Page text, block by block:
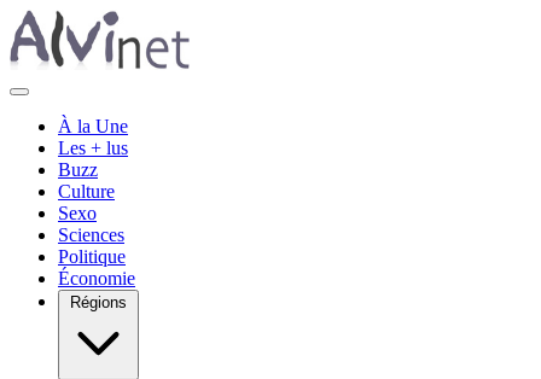
À la Une
Les + lus
Buzz
Culture
Sexo
Sciences
Politique
Économie
Régions